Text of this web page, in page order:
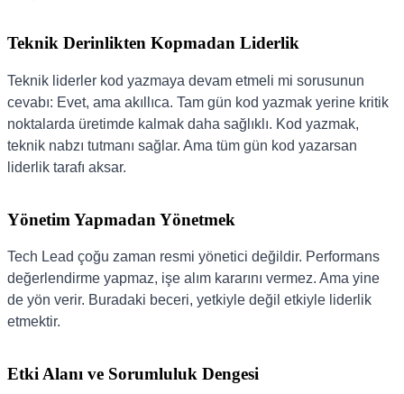
Teknik Derinlikten Kopmadan Liderlik
Teknik liderler kod yazmaya devam etmeli mi sorusunun
cevabı: Evet, ama akıllıca. Tam gün kod yazmak yerine kritik
noktalarda üretimde kalmak daha sağlıklı. Kod yazmak,
teknik nabzı tutmanı sağlar. Ama tüm gün kod yazarsan
liderlik tarafı aksar.
Yönetim Yapmadan Yönetmek
Tech Lead çoğu zaman resmi yönetici değildir. Performans
değerlendirme yapmaz, işe alım kararını vermez. Ama yine
de yön verir. Buradaki beceri, yetkiyle değil etkiyle liderlik
etmektir.
Etki Alanı ve Sorumluluk Dengesi